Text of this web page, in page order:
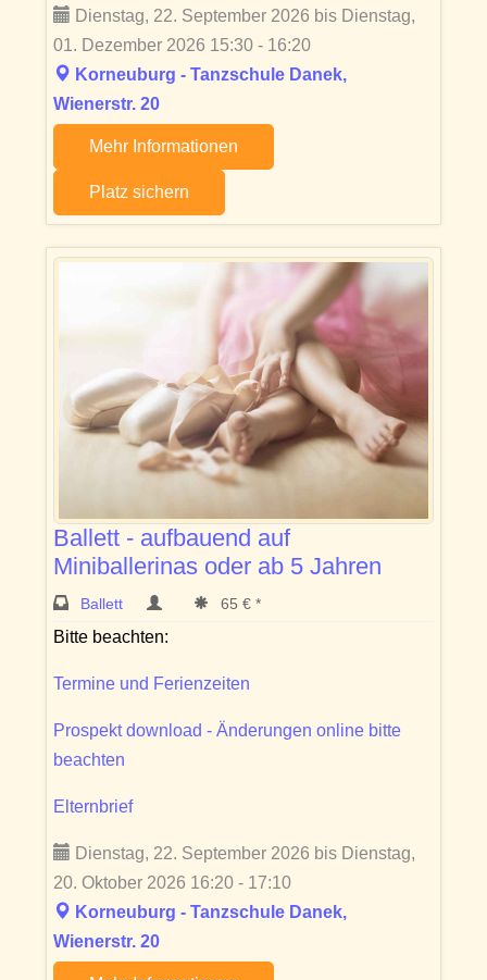
Dienstag, 22. September 2026 bis Dienstag,
01. Dezember 2026 15:30 - 16:20
Korneuburg - Tanzschule Danek,
Wienerstr. 20
Mehr Informationen
Platz sichern
Ballett - aufbauend auf
Miniballerinas oder ab 5 Jahren
Ballett 65 € *
Bitte beachten:
Termine und Ferienzeiten
Prospekt download - Änderungen online bitte
beachten
Elternbrief
Dienstag, 22. September 2026 bis Dienstag,
20. Oktober 2026 16:20 - 17:10
Korneuburg - Tanzschule Danek,
Wienerstr. 20